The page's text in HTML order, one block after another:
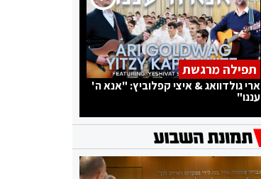
תפילה מרגשת
ארי גולדוואג & איצי קפלוביץ: "אנא ה'
עננו"